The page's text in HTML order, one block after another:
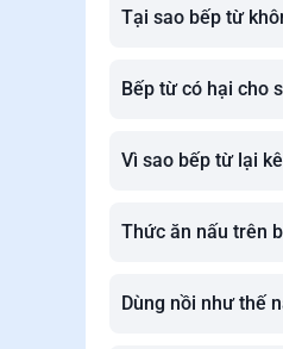
Tại sao bếp từ
Bếp từ có hại cho
Vì sao bếp từ lại
Thức ăn nấu trên
Dùng nồi như thế